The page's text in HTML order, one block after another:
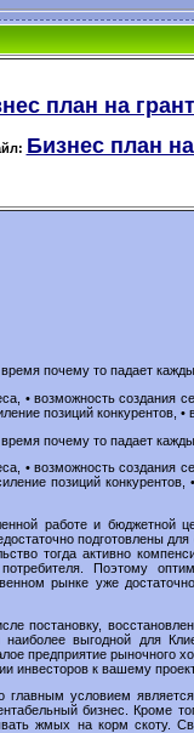
план на
Бизнес план
почему то падает
• возможность создания
позиций конкурентов, •
почему то падает
• возможность создания
позиций
работе и бюджетной
подготовлены
тогда активно
Поэтому
рынке уже
постановку,
выгодной для
предприятие рыночного
инвесторов к вашему
условием
бизнес. Кроме
жмых на корм скоту.